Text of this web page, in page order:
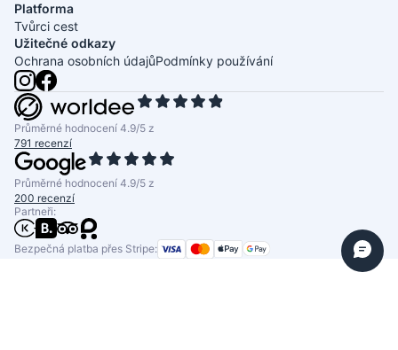
Platforma
Tvůrci cest
Užitečné odkazy
Ochrana osobních údajůPodmínky používání
Průměrné hodnocení 4.9/5 z
791 recenzí
Průměrné hodnocení 4.9/5 z
200 recenzí
Partneři:
Bezpečná platba přes Stripe: